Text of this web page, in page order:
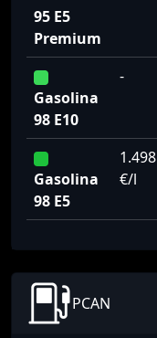
95 E5
Premium
Gasolina
98 E10
-
Gasolina
98 E5
1.498
€/l
PCAN